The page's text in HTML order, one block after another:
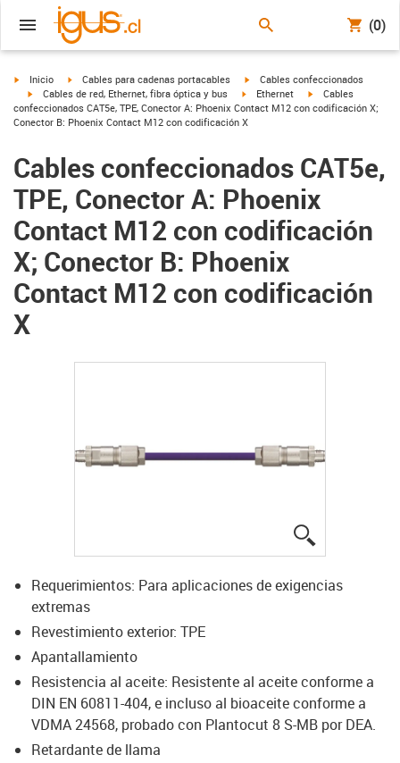
(0)
igus-icon-arrow-right
Inicio igus-icon-arrow-right
Cables para cadenas portacables igus-icon-arrow-right
Cables confeccionados
igus-icon-arrow-right
Cables de red, Ethernet, fibra óptica y bus igus-icon-arrow-right
Ethernet igus-icon-arrow-
Cables
confeccionados CAT5e, TPE, Conector A: Phoenix Contact M12 con codificación X;
Conector B: Phoenix Contact M12 con codificación X
Cables confeccionados CAT5e,
TPE, Conector A: Phoenix
Contact M12 con codificación
X; Conector B: Phoenix
Contact M12 con codificación
X
Requerimientos: Para aplicaciones de exigencias
extremas
Revestimiento exterior: TPE
Apantallamiento
Resistencia al aceite: Resistente al aceite conforme a
DIN EN 60811-404, e incluso al bioaceite conforme a
VDMA 24568, probado con Plantocut 8 S-MB por DEA.
Retardante de llama